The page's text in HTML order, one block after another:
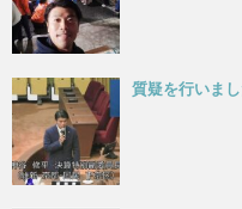
質疑を行いまし